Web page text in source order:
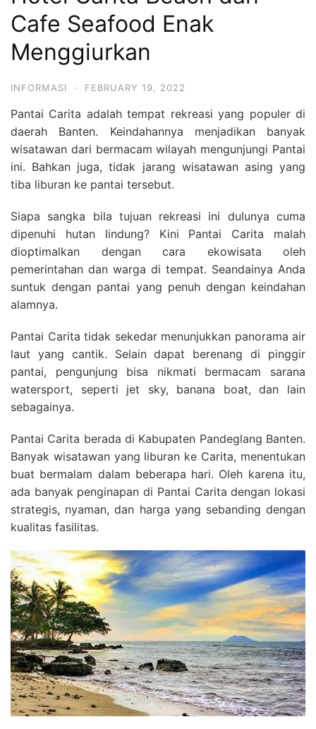
Cafe Seafood Enak
Menggiurkan
INFORMASI · FEBRUARY 19, 2022
Pantai Carita adalah tempat rekreasi yang populer di
daerah Banten. Keindahannya menjadikan banyak
wisatawan dari bermacam wilayah mengunjungi Pantai
ini. Bahkan juga, tidak jarang wisatawan asing yang
tiba liburan ke pantai tersebut.
Siapa sangka bila tujuan rekreasi ini dulunya cuma
dipenuhi hutan lindung? Kini Pantai Carita malah
dioptimalkan dengan cara ekowisata oleh
pemerintahan dan warga di tempat. Seandainya Anda
suntuk dengan pantai yang penuh dengan keindahan
alamnya.
Pantai Carita tidak sekedar menunjukkan panorama air
laut yang cantik. Selain dapat berenang di pinggir
pantai, pengunjung bisa nikmati bermacam sarana
watersport, seperti jet sky, banana boat, dan lain
sebagainya.
Pantai Carita berada di Kabupaten Pandeglang Banten.
Banyak wisatawan yang liburan ke Carita, menentukan
buat bermalam dalam beberapa hari. Oleh karena itu,
ada banyak penginapan di Pantai Carita dengan lokasi
strategis, nyaman, dan harga yang sebanding dengan
kualitas fasilitas.